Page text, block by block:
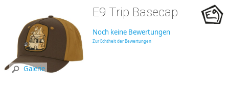
Entdecken
Galerie
E9 Trip Basecap
Noch keine Bewertungen
Zur Echtheit der Bewertungen